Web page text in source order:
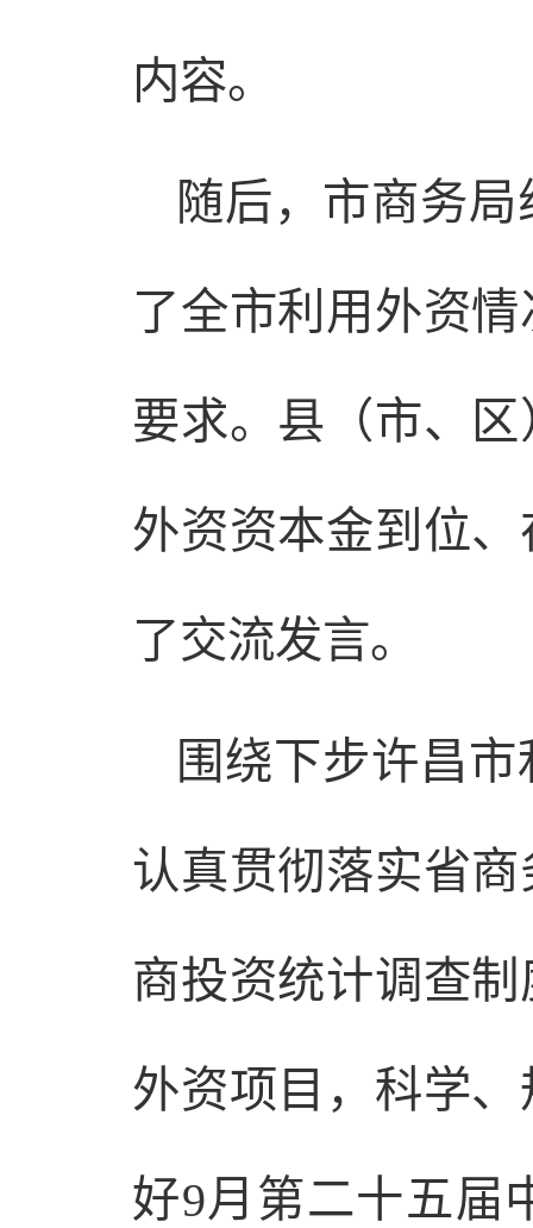
内容。
随后，市商务
了全市利用外资
要求。县（市、
外资资本金到位
了交流发言。
围绕下步许昌
认真贯彻落实省
商投资统计调查
外资项目，科学
好9月第二十五届